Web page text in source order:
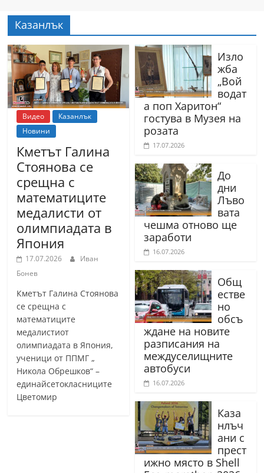
-
k
a
z
a
n
a
k
.
c
o
Казанлък
Видео
Казанлък
Новини
Кметът Галина
Стоянова се
срещна с
математиците
медалисти от
олимпиадата в
Япония
17.07.2026
Иван
Бонев
Кметът Галина Стоянова
се срещна с
математиците
медалистиот
олимпиадата в Япония,
ученици от ППМГ „
Никола Обрешков“ –
единайсетокласниците
Цветомир
Изло
жба
„Вой
водат
а поп Харитон“
гостува в Музея на
розата
17.07.2026
До
дни
Лъво
вата
чешма отново ще
заработи
16.07.2026
Общ
естве
но
обсъ
ждане на новите
разписания на
междуселищните
автобуси
16.07.2026
Каза
нлъч
ани с
прест
ижно място в Shell